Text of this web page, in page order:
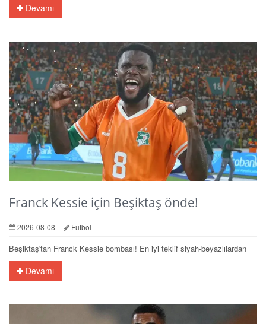
Devamı
Franck Kessie için Beşiktaş önde!
2026-08-08 Futbol
Beşiktaş'tan Franck Kessie bombası! En iyi teklif siyah-beyazlılardan
Devamı